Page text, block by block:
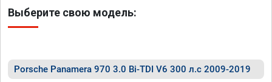
Выберите свою модель:
Porsche Panamera 970 3.0 Bi-TDI V6 300 л.с 2009-2019